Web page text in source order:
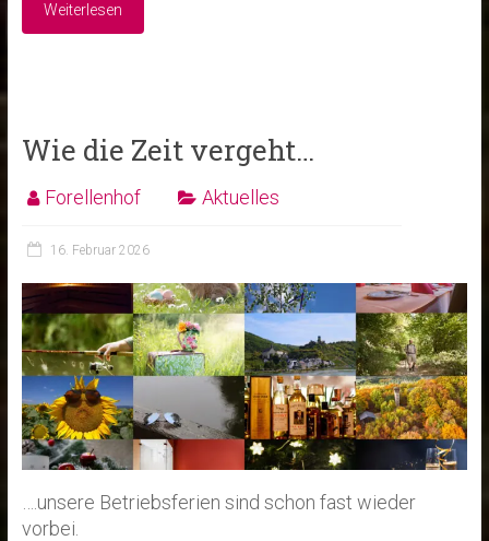
Weiterlesen
Wie die Zeit vergeht…
Forellenhof Aktuelles
16. Februar 2026
….unsere Betriebsferien sind schon fast wieder
vorbei.